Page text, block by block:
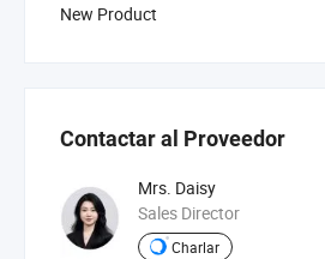
New Product
Contactar al Proveedor
Mrs. Daisy
Sales Director
Charlar